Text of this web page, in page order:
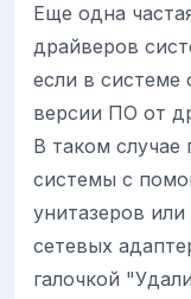
Еще одна
драйверов
если в системе
версии ПО от
В таком случае
системы с
унитазеров
сетевых
галочкой